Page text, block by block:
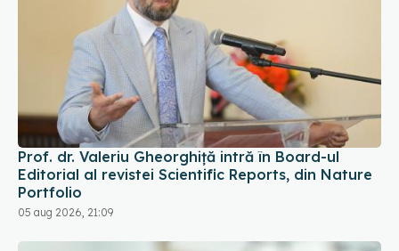
Prof. dr. Valeriu Gheorghiță intră în Board-ul
Editorial al revistei Scientific Reports, din Nature
Portfolio
05 aug 2026, 21:09